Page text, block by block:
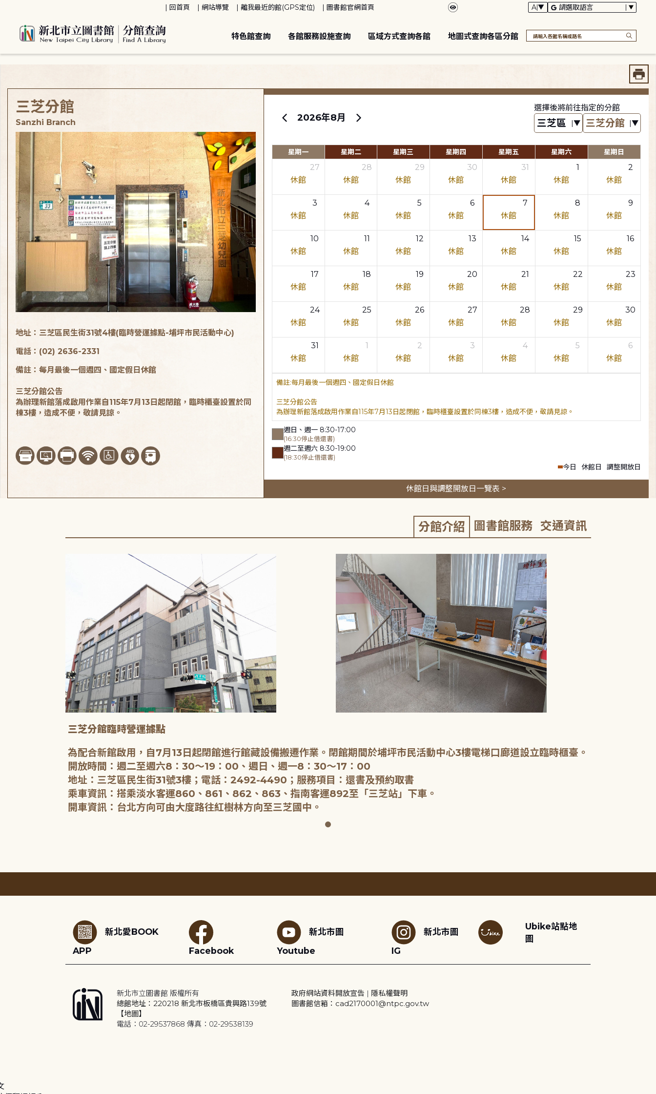
回首頁 網站導覽 離我最近的館(GPS定位) 圖書館官網首頁
特色館查詢 各館服務設施查詢 區域方式查詢各館 地圖式查詢各區分館
2026年8月
選擇後將前往指定的分館
星期一 星期二 星期三 星期四 星期五 星期六 星期日
27
休館
28
休館
29
休館
30
休館
31
休館
1
休館
2
休館
3
休館
4
休館
5
休館
6
休館
7
休館
8
休館
9
休館
10
休館
11
休館
12
休館
13
休館
14
休館
15
休館
16
休館
17
休館
18
休館
19
休館
20
休館
21
休館
22
休館
23
休館
24
休館
25
休館
26
休館
27
休館
28
休館
29
休館
30
休館
31
休館
1
休館
2
休館
3
休館
4
休館
5
休館
6
休館
每月最後一個週四、國定假日休館
三芝分館公告
為辦理新館落成啟用作業自115年7月13日起閉館，臨時櫃臺設置於同棟3樓，造成不便，敬請見諒。
週日、週一 8:30-17:00
(16:30停止借還書)
週二至週六 8:30-19:00
(18:30停止借還書)
今日 休館日 調整開放日
休館日與調整開放日一覽表 >
三芝分館
Sanzhi Branch
地址：三芝區民生街31號4樓(臨時營運據點-埔坪市民活動中心)
電話：(02) 2636-2331
備註：每月最後一個週四、國定假日休館
三芝分館公告
為辦理新館落成啟用作業自115年7月13日起閉館，臨時櫃臺設置於同
棟3樓，造成不便，敬請見諒。
分館介紹 圖書館服務 交通資訊
三芝分館臨時營運據點
為配合新館啟用，自7月13日起閉館進行館藏設備搬遷作業。閉館期間於埔坪市民活動中心3樓電梯口廊道設立臨時櫃臺。
開放時間：週二至週六8：30～19：00、週日、週一8：30～17：00
地址：三芝區民生街31號3樓；電話：2492-4490；服務項目：還書及預約取書
乘車資訊：搭乘淡水客運860、861、862、863、指南客運892至「三芝站」下車。
開車資訊：台北方向可由大度路往紅樹林方向至三芝國中。
新北愛BOOK
APP
Facebook
新北市圖
Youtube
新北市圖
IG
Ubike站點地
圖
新北市立圖書館 版權所有
總館地址：220218 新北市板橋區貴興路139號
【地圖】
電話：02-29537868 傳真：02-29538139
政府網站資料開放宣告 | 隱私權聲明
圖書館信箱：cad2170001@ntpc.gov.tw